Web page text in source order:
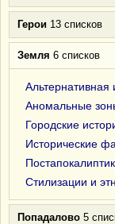
Герои 13 списков
Земля 6 списков
Альтернативная
Аномальные
Городские
Исторические
Стилизации и
Попадалово 5